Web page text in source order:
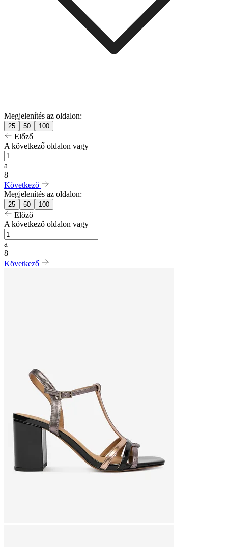
Megjelenítés az oldalon:
25 50 100
Előző
A következő oldalon vagy
a
8
Következő
Megjelenítés az oldalon:
25 50 100
Előző
A következő oldalon vagy
a
8
Következő